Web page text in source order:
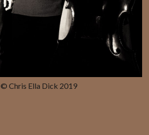
© Chris Ella Dick 2019